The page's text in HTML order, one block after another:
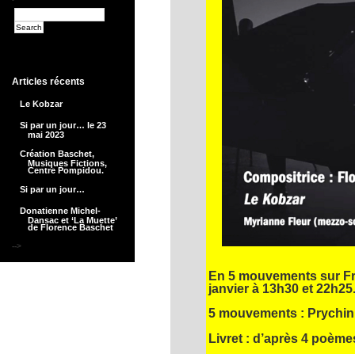
En 5 mouvements sur
janvier à 13h30 et
5 mouvements :
Livret : d’après 4
Articles récents
Le Kobzar
Si par un jour… le 23
mai 2023
Création Baschet,
Musiques Fictions,
Centre Pompidou.
Si par un jour…
Donatienne Michel-
Dansac et ‘La Muette’
de Florence Baschet
-->